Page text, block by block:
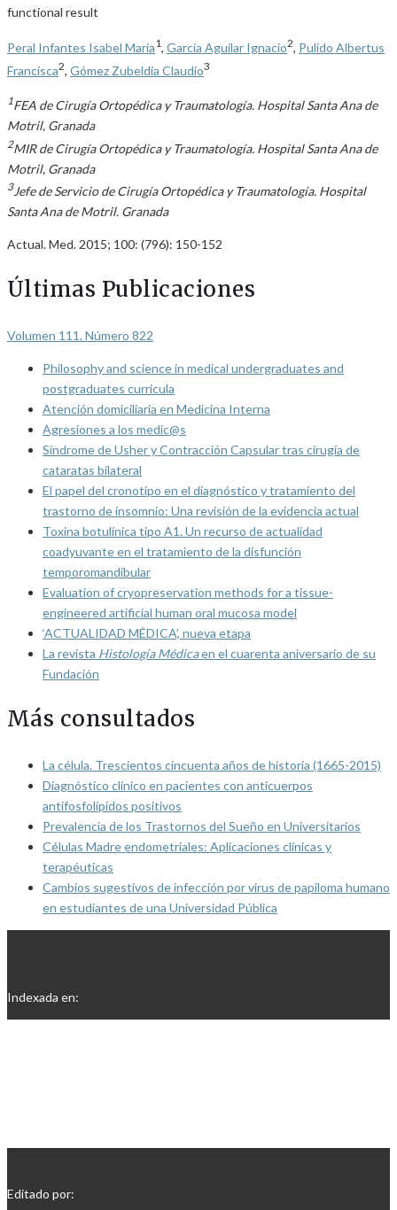
functional result
Peral Infantes Isabel María1, García Aguilar Ignacio2, Pulido Albertus
Francisca2 Gómez Zubeldía Claudio3
1FEA de Cirugía Ortopédica y Traumatología. Hospital Santa Ana de
Motril, Granada
2MIR de Cirugía Ortopédica y Traumatología. Hospital Santa Ana de
Motril, Granada
3Jefe de Servicio de Cirugía Ortopédica y Traumatología. Hospital
Santa Ana de Motril. Granada
Actual. Med. 2015; 100: (796): 150-152
Últimas Publicaciones
Volumen 111. Número 822
Philosophy and science in medical undergraduates and
postgraduates curricula
Atención domiciliaria en Medicina Interna
Agresiones a los medic@s
Síndrome de Usher y Contracción Capsular tras cirugía de
cataratas bilateral
El papel del cronotipo en el diagnóstico y tratamiento del
trastorno de insomnio: Una revisión de la evidencia actual
Toxina botulínica tipo A1. Un recurso de actualidad
coadyuvante en el tratamiento de la disfunción
temporomandibular
Evaluation of cryopreservation methods for a tissue-
engineered artificial human oral mucosa model
‘ACTUALIDAD MÉDICA’, nueva etapa
La revista Histología Médicaen el cuarenta aniversario de su
Fundación
Más consultados
La célula. Trescientos cincuenta años de historia (1665-2015)
Diagnóstico clínico en pacientes con anticuerpos
antifosfolípidos positivos
Prevalencia de los Trastornos del Sueño en Universitarios
Células Madre endometriales: Aplicaciones clínicas y
terapéuticas
Cambios sugestivos de infección por virus de papiloma humano
en estudiantes de una Universidad Pública
Indexada en:
Editado por: